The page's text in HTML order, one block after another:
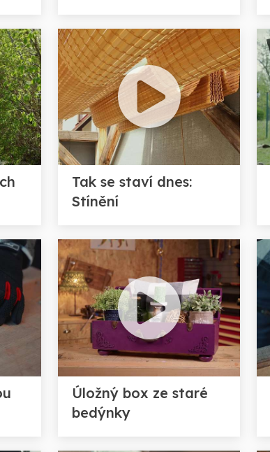
Tak se staví dnes:
Stínění
Úložný box ze staré
bedýnky